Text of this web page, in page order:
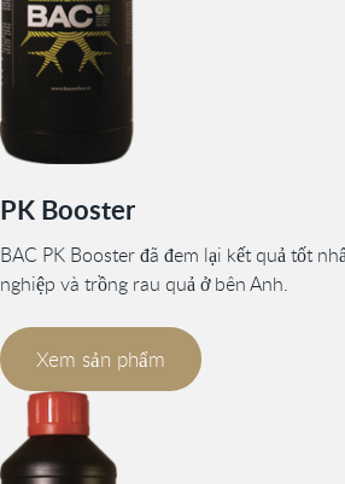
PK Booster
BAC PK Booster đã đem lại kết quả tốt
nghiệp và trồng rau quả ở bên Anh.
Xem sản phẩm